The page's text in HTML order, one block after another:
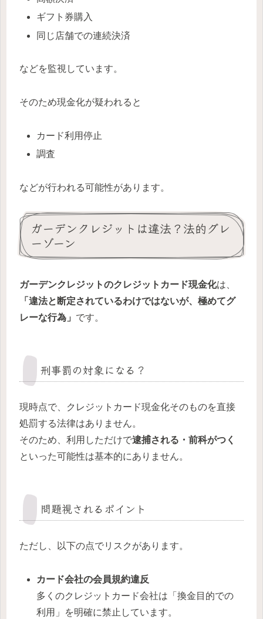
ギフト券購入
同じ店舗での連続決済
などを監視しています。
そのため現金化が疑われると
カード利用停止
調査
などが行われる可能性があります。
ガーデンクレジットは違法？法的グレ
ーゾーン
ガーデンクレジットのクレジットカード現金化は、
「違法と断定されているわけではないが、極めてグ
レーな行為」 です。
刑事罰の対象になる？
現時点で、クレジットカード現金化そのものを直接
処罰する法律はありません。
そのため、利用しただけで逮捕される・前科がつく
といった可能性は基本的にありません。
問題視されるポイント
ただし、以下の点でリスクがあります。
カード会社の会員規約違反
多くのクレジットカード会社は「換金目的での
利用」を明確に禁止しています。